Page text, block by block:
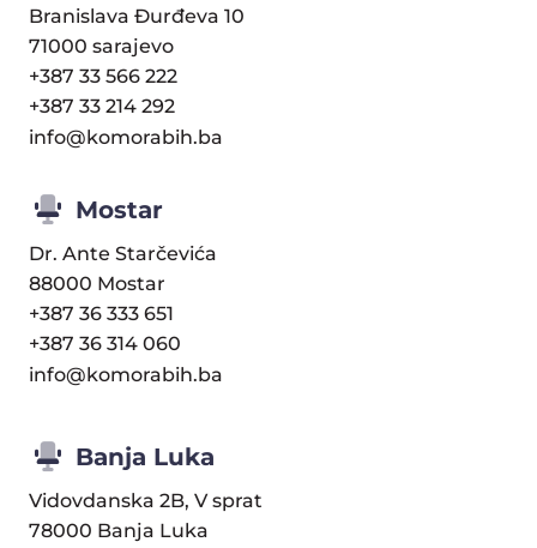
Branislava Đurđeva 10
71000 sarajevo
+387 33 566 222
+387 33 214 292
info@komorabih.ba
Mostar
Dr. Ante Starčevića
88000 Mostar
+387 36 333 651
+387 36 314 060
info@komorabih.ba
Banja Luka
Vidovdanska 2B, V sprat
78000 Banja Luka